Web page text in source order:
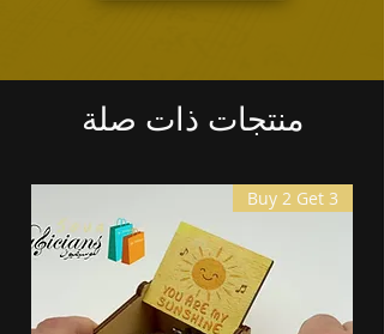
منتجات ذات صلة
Buy 2 Get 3